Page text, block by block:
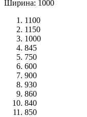
Ширина: 1000
1100
1150
1000
845
750
600
900
930
860
840
850